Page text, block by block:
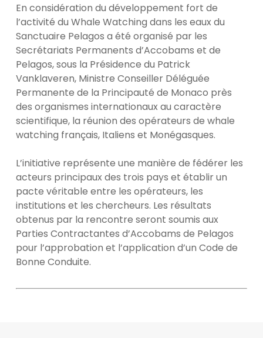
En considération du développement fort de
l’activité du Whale Watching dans les eaux du
Sanctuaire Pelagos a été organisé par les
Secrétariats Permanents d’Accobams et de
Pelagos, sous la Présidence du Patrick
Vanklaveren, Ministre Conseiller Déléguée
Permanente de la Principauté de Monaco près
des organismes internationaux au caractère
scientifique, la réunion des opérateurs de whale
watching français, Italiens et Monégasques.
L’initiative représente une manière de fédérer les
acteurs principaux des trois pays et établir un
pacte véritable entre les opérateurs, les
institutions et les chercheurs. Les résultats
obtenus par la rencontre seront soumis aux
Parties Contractantes d’Accobams de Pelagos
pour l’approbation et l’application d’un Code de
Bonne Conduite.